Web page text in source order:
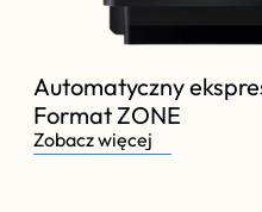
Automatyczny
Format ZONE
Zobacz więcej